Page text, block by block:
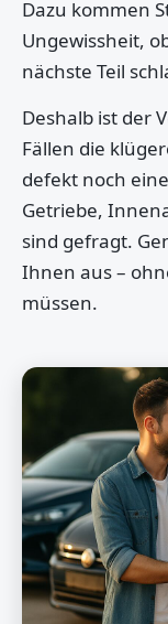
Dazu kommen
Ungewissheit,
nächste Teil
Deshalb ist der
Fällen die
defekt noch
Getriebe,
sind gefragt.
Ihnen aus –
müssen.